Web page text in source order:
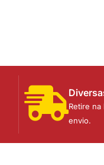
Retire
envio.